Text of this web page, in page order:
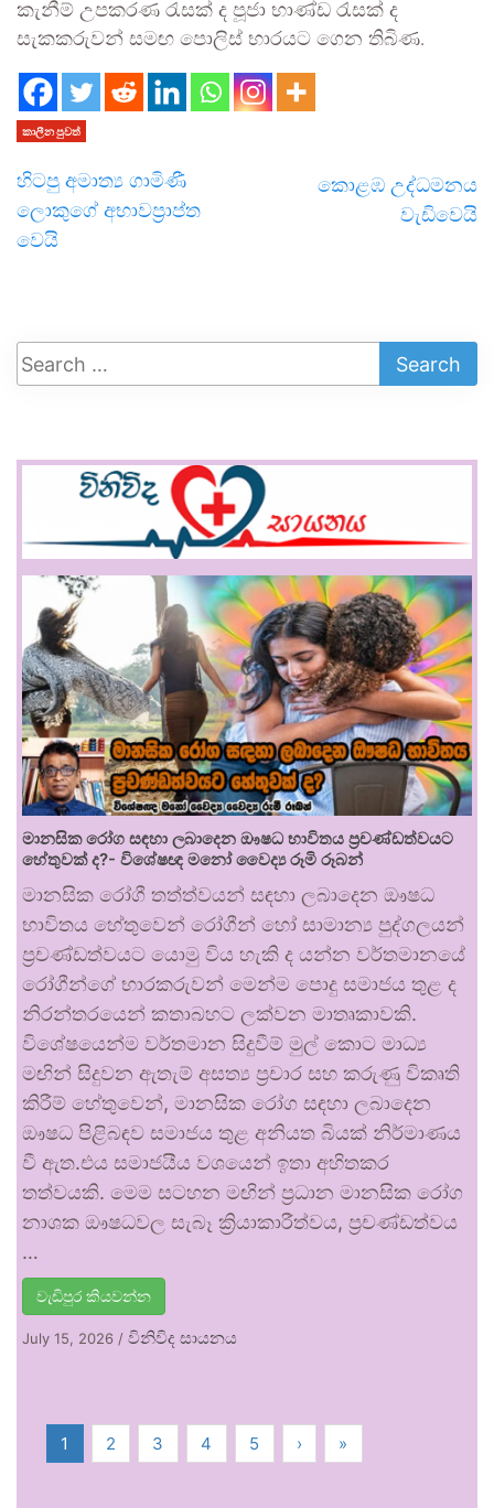
කැනීම් උපකරණ රැසක් ද පූජා භාණ්ඩ රැසක් ද
සැකකරුවන් සමඟ පොලිස් භාරයට ගෙන තිබිණ.
කාලීන පුවත්
හිටපු අමාත්‍ය ගාමිණී
ලොකුගේ අභාවප්‍රාප්ත
වෙයි
කොළඹ උද්ධමනය
වැඩිවෙයි
මානසික රෝග සඳහා ලබාදෙන ඖෂධ භාවිතය ප්‍රචණ්ඩත්වයට
හේතුවක් ද?- විශේෂඥ මනෝ වෛද්‍ය රූමි රූබන්
මානසික රෝගී තත්ත්වයන් සඳහා ලබාදෙන ඖෂධ
භාවිතය හේතුවෙන් රෝගීන් හෝ සාමාන්‍ය පුද්ගලයන්
ප්‍රචණ්ඩත්වයට යොමු විය හැකි ද යන්න වර්තමානයේ
රෝගීන්ගේ භාරකරුවන් මෙන්ම පොදු සමාජය තුළ ද
නිරන්තරයෙන් කතාබහට ලක්වන මාතෘකාවකි.
විශේෂයෙන්ම වර්තමාන සිදුවීම් මුල් කොට මාධ්‍ය
මඟින් සිදුවන ඇතැම් අසත්‍ය ප්‍රචාර සහ කරුණු විකෘති
කිරීම් හේතුවෙන්, මානසික රෝග සඳහා ලබාදෙන
ඖෂධ පිළිබඳව සමාජය තුළ අනියත බියක් නිර්මාණය
වී ඇත.එය සමාජයීය වශයෙන් ඉතා අහිතකර
තත්වයකි. මෙම සටහන මඟින් ප්‍රධාන මානසික රෝග
නාශක ඖෂධවල සැබෑ ක්‍රියාකාරීත්වය, ප්‍රචණ්ඩත්වය
…
වැඩිපුර කියවන්න
July 15, 2026 / විනිවිද සායනය
1 2 3 4 5 › »